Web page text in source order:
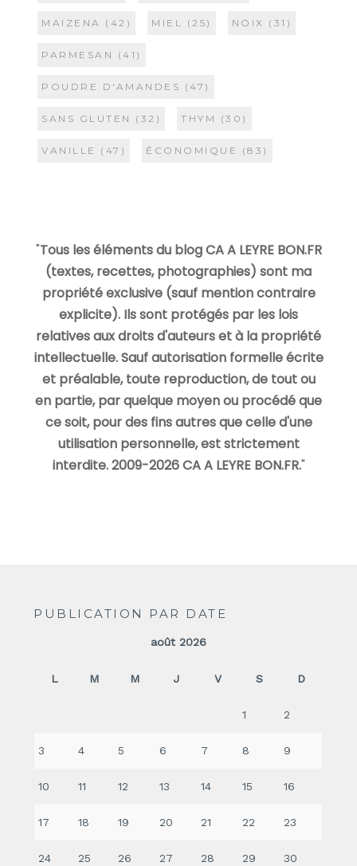
MAIZENA (42) MIEL (25) NOIX (31)
PARMESAN (41)
POUDRE D'AMANDES (47)
SANS GLUTEN (32) THYM (30)
VANILLE (47) ÉCONOMIQUE (83)
"Tous les éléments du blog CA A LEYRE BON.FR
(textes, recettes, photographies) sont ma
propriété exclusive (sauf mention contraire
explicite). Ils sont protégés par les lois
relatives aux droits d'auteurs et à la propriété
intellectuelle. Sauf autorisation formelle écrite
et préalable, toute reproduction, de tout ou
en partie, par quelque moyen ou procédé que
ce soit, pour des fins autres que celle d'une
utilisation personnelle, est strictement
interdite. 2009-2026 CA A LEYRE BON.FR."
PUBLICATION PAR DATE
août 2026
L M M J V S D
1 2
3 4 5 6 7 8 9
10 11 12 13 14 15 16
17 18 19 20 21 22 23
24 25 26 27 28 29 30